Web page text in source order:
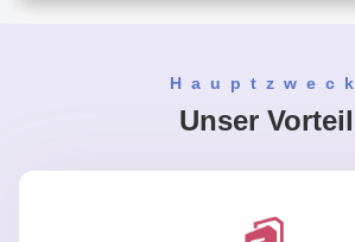
Hauptzweck
Unser Vorteil